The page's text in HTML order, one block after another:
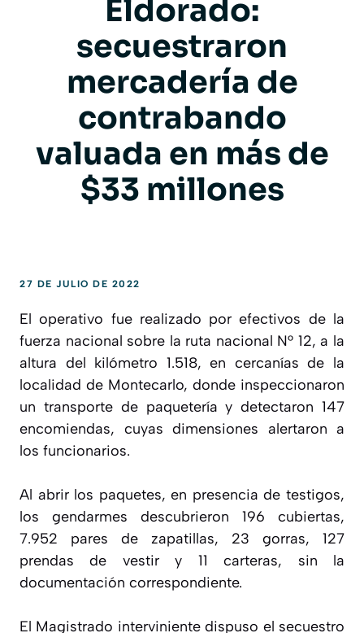
Eldorado:
secuestraron
mercadería de
contrabando
valuada en más de
$33 millones
27 DE JULIO DE 2022
El operativo fue realizado por efectivos de la
fuerza nacional sobre la ruta nacional N° 12, a la
altura del kilómetro 1.518, en cercanías de la
localidad de Montecarlo, donde inspeccionaron
un transporte de paquetería y detectaron 147
encomiendas, cuyas dimensiones alertaron a
los funcionarios.
Al abrir los paquetes, en presencia de testigos,
los gendarmes descubrieron 196 cubiertas,
7.952 pares de zapatillas, 23 gorras, 127
prendas de vestir y 11 carteras, sin la
documentación correspondiente.
El Magistrado interviniente dispuso el secuestro